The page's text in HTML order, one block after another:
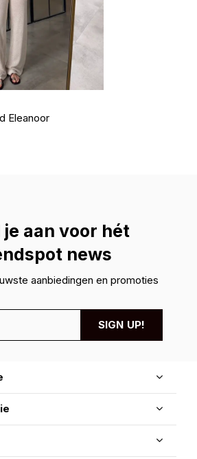
Eleanoor
je aan voor hét
news
aanbiedingen en promoties
SIGN UP!